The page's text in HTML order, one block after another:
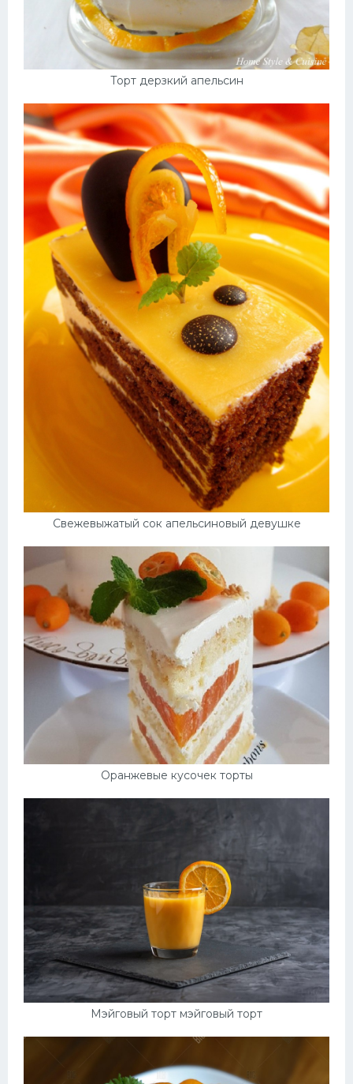
Торт дерзкий апельсин
Свежевыжатый сок апельсиновый девушке
Оранжевые кусочек торты
Мэйговый торт мэйговый торт